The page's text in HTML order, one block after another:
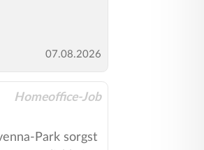
07.08.2026
Homeoffice-Job
Park sorgst